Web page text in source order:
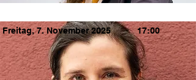
Freitag, 7. November 2025 17:00